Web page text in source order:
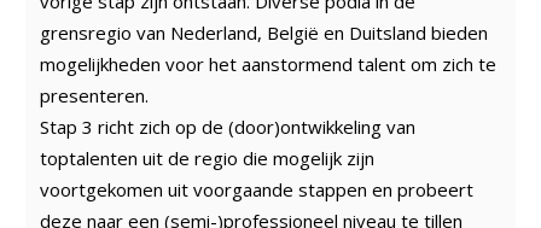
grensregio van Nederland, België en Duitsland bieden
mogelijkheden voor het aanstormend talent om zich te
presenteren.
Stap 3 richt zich op de (door)ontwikkeling van
toptalenten uit de regio die mogelijk zijn
voortgekomen uit voorgaande stappen en probeert
deze naar een (semi-)professioneel niveau te tillen